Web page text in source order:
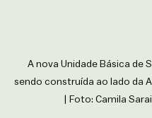
A nova Unidade Básica de
sendo construída ao lado da
| Foto: Camila